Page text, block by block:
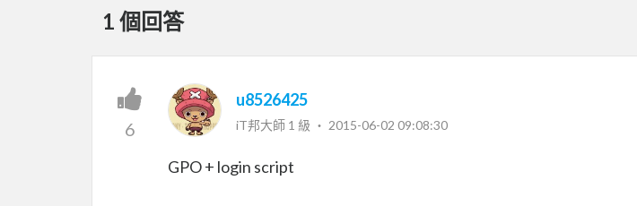
1 個回答
6
u8526425
iT邦大師 1 級 ‧ 2015-06-02 09:08:30
GPO + login script